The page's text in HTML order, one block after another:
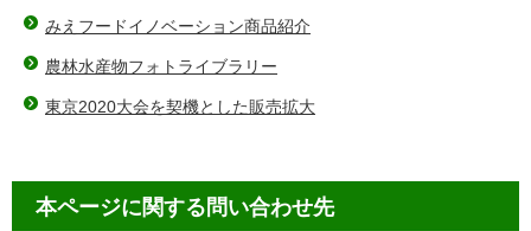
みえフードイノベーション商品紹介
農林水産物フォトライブラリー
東京2020大会を契機とした販売拡大
本ページに関する問い合わせ先